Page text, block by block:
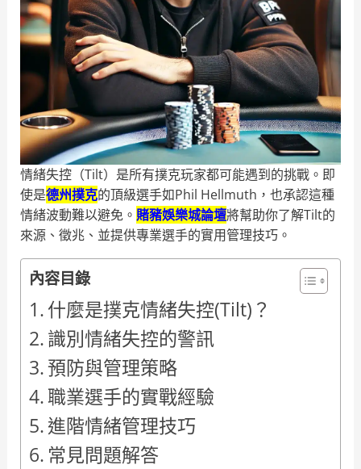
情緒失控（Tilt）是所有撲克玩家都可能遇到的挑戰。即
使是德州撲克的頂級選手如Phil Hellmuth，也承認這種
情緒波動難以避免。 賭豬娛樂城論壇將幫助你了解Tilt的
來源、徵兆、並提供專業選手的實用管理技巧。
內容目錄
什麼是撲克情緒失控(Tilt)？
識別情緒失控的警訊
預防與管理策略
職業選手的實戰經驗
進階情緒管理技巧
常見問題解答